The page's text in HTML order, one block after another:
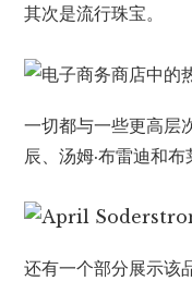
其次是流行珠宝。
一切都与一些更高层
辰、汤姆·布雷迪和布
还有一个部分展示该